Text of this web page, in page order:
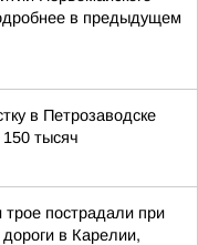
в предыдущем
в Петрозаводске
тысяч
пострадали при
в Карелии,